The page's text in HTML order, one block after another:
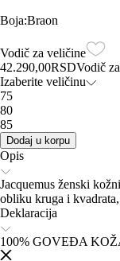
Boja:Braon
Vodič za veličine
42.290,00RSDVodič
Izaberite veličinu
75
80
85
Dodaj u korpu
Opis
Jacquemus ženski
obliku kruga i
Deklaracija
100% GOVEĐA